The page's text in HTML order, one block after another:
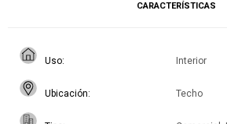
CARACTERÍSTICAS
Uso Interior
Ubicación Techo